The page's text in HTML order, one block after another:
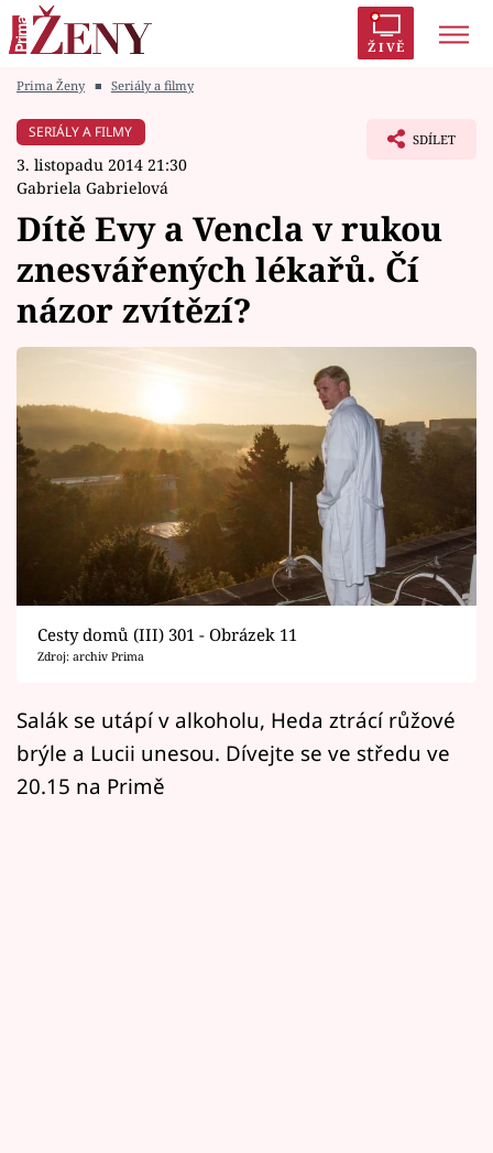
ŽIVĚ
Módní alarm
Témata
Celebrity
Seriály
Horoskopy
Sledujte prima+
Filmový festival Karlovy Vary
Pořady
Mámy sobě
Přihlášení
Prima Ženy ■ Seriály a filmy
SERIÁLY A FILMY
3. listopadu 2014 21:30
Gabriela Gabrielová
SDÍLET
Dítě Evy a Vencla v rukou
znesvářených lékařů. Čí
názor zvítězí?
Cesty domů (III) 301 - Obrázek 11
Zdroj: archiv Prima
Salák se utápí v alkoholu, Heda ztrácí růžové
brýle a Lucii unesou. Dívejte se ve středu ve
20.15 na Primě